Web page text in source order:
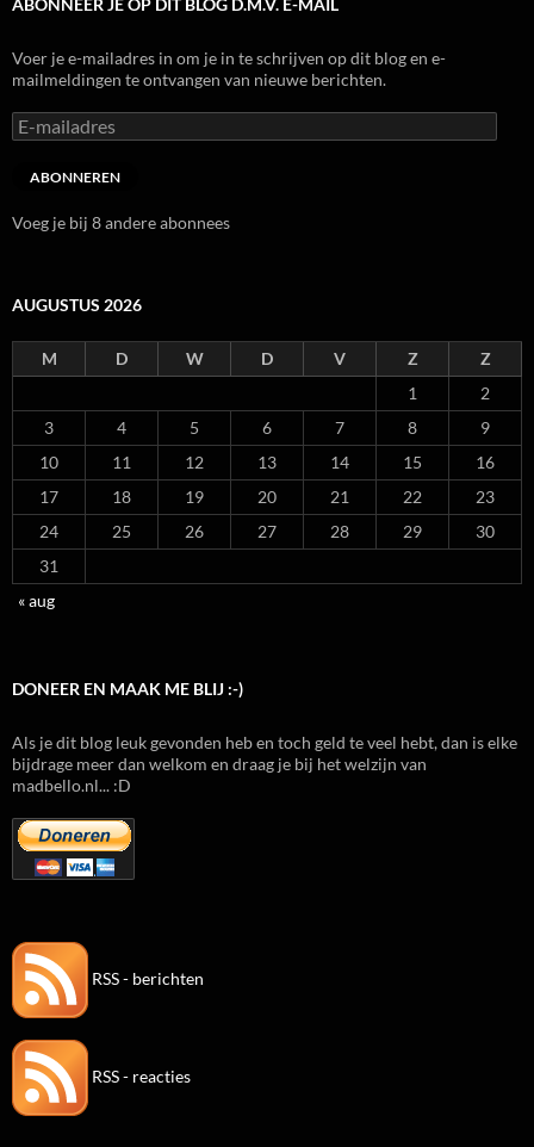
ABONNEER JE OP DIT BLOG D.M.V. E-MAIL
Voer je e-mailadres in om je in te schrijven op dit blog en e-
mailmeldingen te ontvangen van nieuwe berichten.
E-
mailadres
ABONNEREN
Voeg je bij 8 andere abonnees
AUGUSTUS 2026
M D W D V Z
Z
1
2
3
4 5 6 7 8
9
10
11 12 13 14 15
16
17
18 19 20 21 22
23
24
25 26 27 28 29
30
31
« aug
DONEER EN MAAK ME BLIJ :-)
Als je dit blog leuk gevonden heb en toch geld te veel hebt, dan is elke
bijdrage meer dan welkom en draag je bij het welzijn van
madbello.nl... :D
RSS - berichten
RSS - reacties